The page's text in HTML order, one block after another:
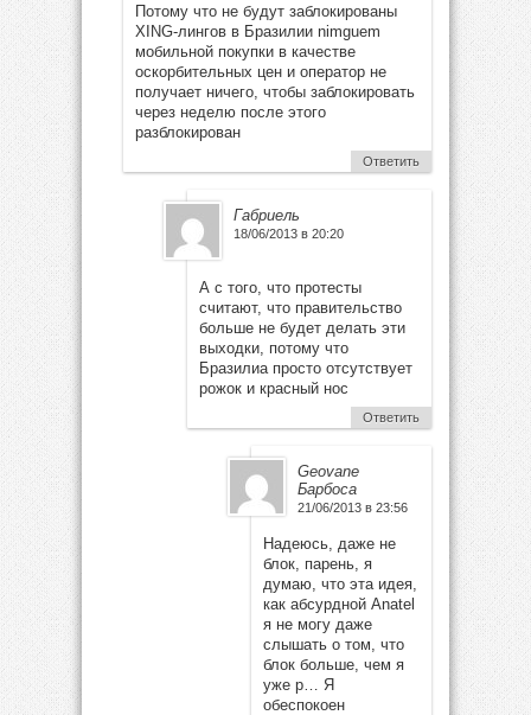
Потому что не будут заблокированы
XING-лингов в Бразилии nimguem
мобильной покупки в качестве
оскорбительных цен и оператор не
получает ничего, чтобы заблокировать
через неделю после этого
разблокирован
Ответить
Габриель
18/06/2013 в 20:20
А с того, что протесты
считают, что правительство
больше не будет делать эти
выходки, потому что
Бразилиа просто отсутствует
рожок и красный нос
Ответить
Geovane
Барбоса
21/06/2013 в 23:56
Надеюсь, даже не
блок, парень, я
думаю, что эта идея,
как абсурдной Anatel
я не могу даже
слышать о том, что
блок больше, чем я
уже р… Я
обеспокоен